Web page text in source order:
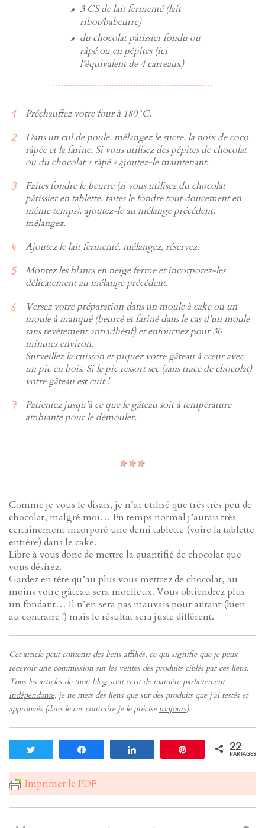
3 CSdelait fermenté(lait
ribot/babeurre)
du chocolat pâtissierfondu ou
râpé ou en pépites (ici
l’équivalent de4 carreaux)
Préchauffez votre four à 180°C.
Dans un cul de poule, mélangez le sucre, la noix de coco
râpée et la farine. Si vous utilisez des pépites de chocolat
ou du chocolat « râpé » ajoutez-le maintenant.
Faites fondre le beurre (si vous utilisez du chocolat
pâtissier en tablette, faites le fondre tout doucement en
même temps), ajoutez-le au mélange précédent,
mélangez.
Ajoutez le lait fermenté, mélangez, réservez.
Montez les blancs en neige ferme et incorporez-les
délicatement au mélange précédent.
Versez votre préparation dans un moule à cake ou un
moule à manqué (beurré et fariné dans le cas d’un moule
sans revêtement antiadhésif) et enfournez pour 30
minutes environ.
Surveillez la cuisson et piquez votre gâteau à cœur avec
un pic en bois. Si le pic ressort sec (sans trace de chocolat)
votre gâteau est cuit !
Patientez jusqu’à ce que le gâteau soit à température
ambiante pour le démouler.
Comme je vous le disais, je n’ai utilisé que très très peu de
chocolat, malgré moi… En temps normal j’aurais très
certainement incorporé une demi tablette (voire la tablette
entière) dans le cake.
Libre à vous donc de mettre la quantifié de chocolat que
vous désirez.
Gardez en tête qu’au plus vous mettrez de chocolat, au
moins votre gâteau sera moelleux. Vous obtiendrez plus
un fondant… Il n’en sera pas mauvais pour autant (bien
au contraire !) mais le résultat sera juste différent.
Cet article peut contenir des liens affiliés, ce qui signifie que je peux
recevoir une commission sur les ventes des produits ciblés par ces liens.
Tous les articles de mon blog sont ecrit de manière parfaitement
indépendante, je ne mets des liens que sur des produits que j'ai testés et
approuvés (dans le cas contraire je le précise toujours).
Enregistrer22
PARTAGES
Imprimer le PDF